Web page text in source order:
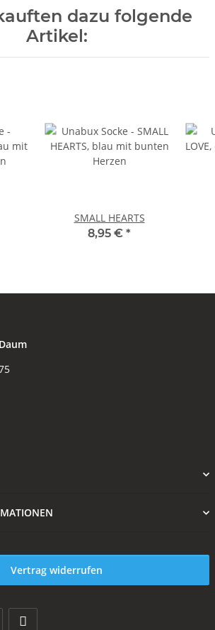
dazu folgende
Artikel:
SMALL HEARTS
8,95 € *
Vertrag widerrufen